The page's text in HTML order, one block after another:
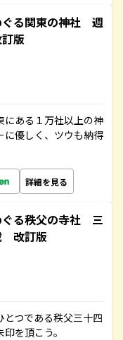
る関東の神社 週
版
にある１万社以上の神
に優しく、ツウも納得
詳細を見る
る秩父の寺社 三
改訂版
つである秩父三十四
を頂こう。